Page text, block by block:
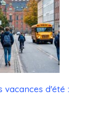
vacances d'été :